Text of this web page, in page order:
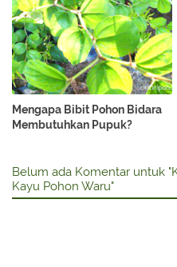
Mengapa Bibit Pohon Bidara
Membutuhkan Pupuk?
Belum ada Komentar untuk
Kayu Pohon Waru"